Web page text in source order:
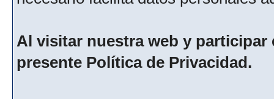
Al visitar nuestra web y
presente Política de Privacidad.